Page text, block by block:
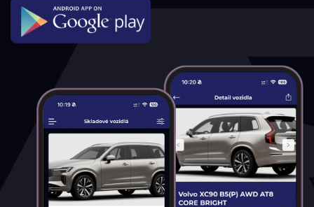
Pobočka
Bratislava
Trnava
Akciová ponuka
všetky